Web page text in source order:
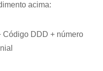
acima:
Código DDD + número